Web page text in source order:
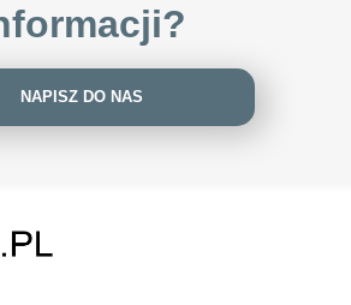
NAPISZ DO NAS